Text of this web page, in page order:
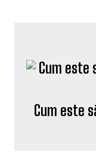
Cum este